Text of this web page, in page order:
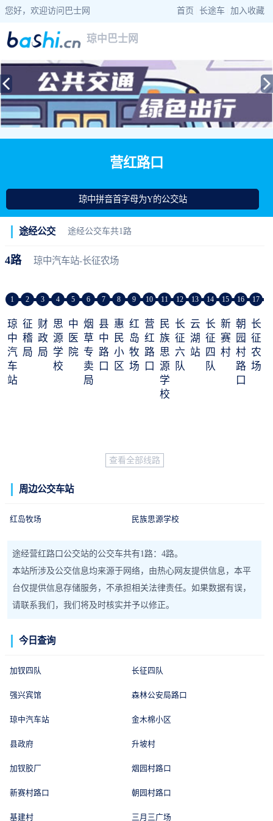
您好，欢迎访问巴士网 首页 长途车 加入收藏
琼中巴士网
当前位置： 巴士网> 海南巴士 >琼中公交> 营红路口公交站查询
营红路口
琼中拼音首字母为Y的公交站
途经公交 途经公交车共1路
4路 琼中汽车站-长征农场
1
琼
中
汽
车
站
2
征
稽
局
3
财
政
局
4
思
源
学
校
5
中
医
院
6
烟
草
专
卖
局
7
县
中
路
口
8
惠
民
小
区
9
红
岛
牧
场
10
营
红
路
口
11
民
族
思
源
学
校
12
长
征
六
队
13
云
湖
站
14
长
征
四
队
15
新
赛
村
16
朝
园
村
路
口
17
长
征
农
场
查看全部线路
周边公交车站
红岛牧场 民族思源学校
途经营红路口公交站的公交车共有1路：4路。
本站所涉及公交信息均来源于网络，由热心网友提供信息，本平
台仅提供信息存储服务，不承担相关法律责任。如果数据有误，
请联系我们，我们将及时核实并予以修正。
今日查询
加钗四队 长征四队
强兴宾馆 森林公安局路口
琼中汽车站 金木棉小区
县政府 升坡村
加钗胶厂 烟园村路口
新赛村路口 朝园村路口
基建村 三月三广场